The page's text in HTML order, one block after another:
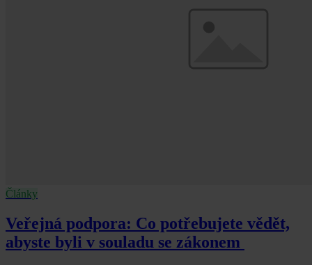
Články
Veřejná podpora: Co potřebujete vědět,
abyste byli v souladu se zákonem